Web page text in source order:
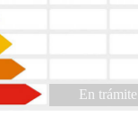
En trámite